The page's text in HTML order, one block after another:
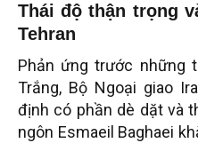
Thái độ thận trọng
Tehran
Phản ứng trước những
Trắng, Bộ Ngoại giao
định có phần dè dặt và
ngôn Esmaeil Baghaei